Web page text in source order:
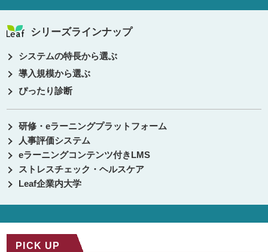
シリーズラインナップ
システムの特長から選ぶ
導入規模から選ぶ
ぴったり診断
研修・eラーニングプラットフォーム
人事評価システム
eラーニングコンテンツ付きLMS
ストレスチェック・ヘルスケア
Leaf企業内大学
PICK UP